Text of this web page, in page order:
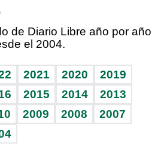
de Diario Libre año por año
el 2004.
2021 2020
2019
2015 2014
2013
2009 2008
2007